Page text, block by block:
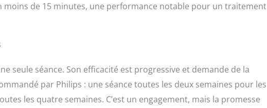
moins de 15 minutes, une performance notable pour un traitement
seule séance. Son efficacité est progressive et demande de la
par Philips : une séance toutes les deux semaines pour les
les quatre semaines. C’est un engagement, mais la promesse